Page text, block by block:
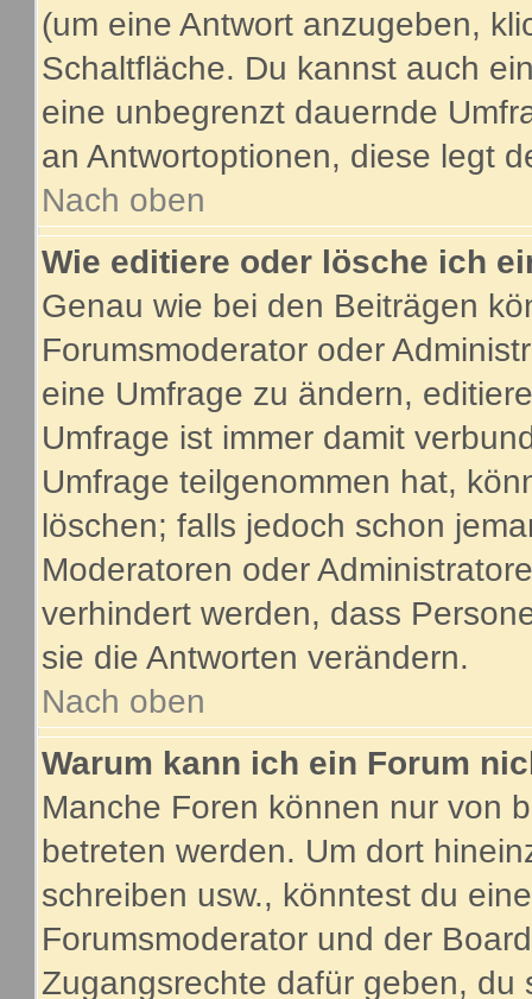
(um eine Antwort anzugeben,
Schaltfläche. Du kannst auch
eine unbegrenzt dauernde
an Antwortoptionen, diese legt
Nach oben
Wie editiere oder lösche ich
Genau wie bei den Beiträgen
Forumsmoderator oder
eine Umfrage zu ändern,
Umfrage ist immer damit
Umfrage teilgenommen hat,
löschen; falls jedoch schon
Moderatoren oder
verhindert werden, dass
sie die Antworten verändern.
Nach oben
Warum kann ich ein Forum
Manche Foren können nur von
betreten werden. Um dort
schreiben usw., könntest du
Forumsmoderator und der
Zugangsrechte dafür geben,